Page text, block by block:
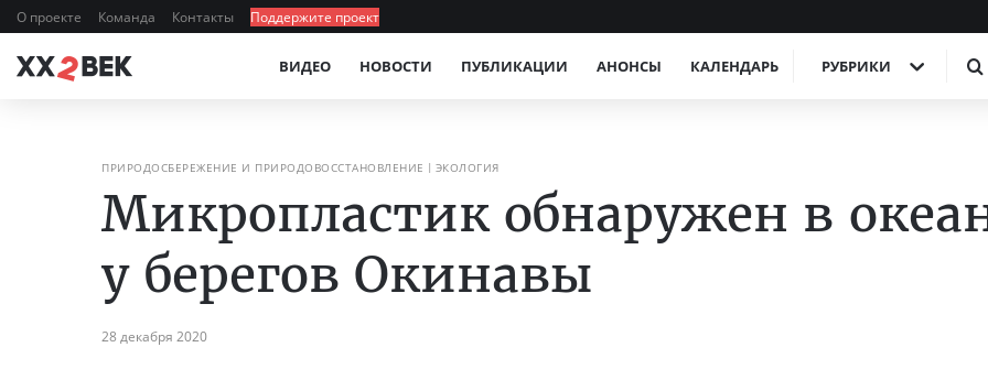
О проекте Команда Контакты Поддержите проект
ВИДЕО НОВОСТИ ПУБЛИКАЦИИ АНОНСЫ КАЛЕНДАРЬ РУБРИКИ
ПРИРОДОСБЕРЕЖЕНИЕ И ПРИРОДОВОССТАНОВЛЕНИЕ ЭКОЛОГИЯ
Микропластик обнаружен в
у берегов Окинавы
28 декабря 2020